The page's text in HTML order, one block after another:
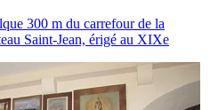
300 m du carrefour de la
Saint-Jean, érigé au XIXe